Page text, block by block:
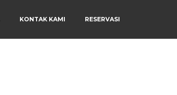
Menu
KONTAK KAMI RESERVASI